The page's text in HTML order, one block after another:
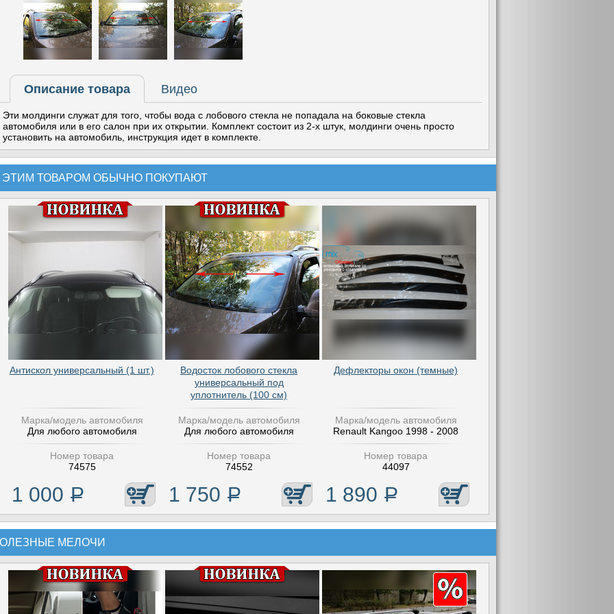
Описание товара Видео
Эти молдинги служат для того, чтобы вода с лобового стекла не попадала на боковые стекла
автомобиля или в его салон при их открытии. Комплект состоит из 2-х штук, молдинги очень просто
установить на автомобиль, инструкция идет в комплекте.
ЭТИМ ТОВАРОМ ОБЫЧНО ПОКУПАЮТ
Антискол универсальный (1 шт.)
Марка/модель автомобиля
Для любого автомобиля
Номер товара
74575
1 000 Р
Водосток лобового стекла
универсальный под
уплотнитель (100 см)
Марка/модель автомобиля
Для любого автомобиля
Номер товара
74552
1 750 Р
Дефлекторы окон (темные)
Марка/модель автомобиля
Renault Kangoo 1998 - 2008
Номер товара
44097
1 890 Р
МЕЛОЧИ